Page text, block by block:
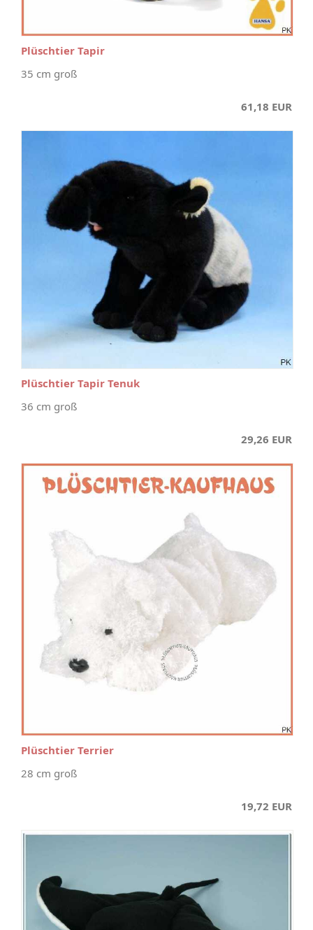
Plüschtier Tapir
35 cm groß
61,18 EUR
Plüschtier Tapir Tenuk
36 cm groß
29,26 EUR
Plüschtier Terrier
28 cm groß
19,72 EUR